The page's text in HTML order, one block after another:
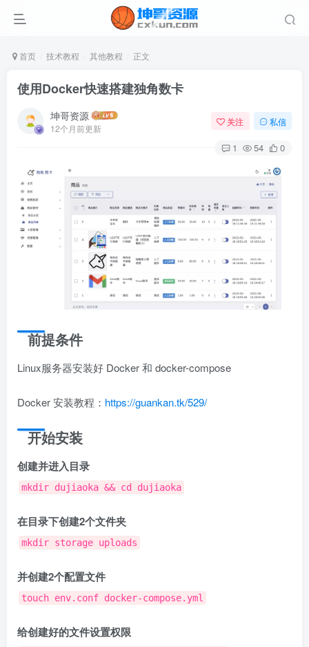
首页 技术教程 其他教程 正文
使用Docker快速搭建独角数卡
坤哥资源
12个月前更新
关注 私信
1 54 0
前提条件
Linux服务器安装好 Docker 和 docker-compose
Docker 安装教程： https://guankan.tk/529/
开始安装
创建并进入目录
mkdir dujiaoka && cd dujiaoka
在目录下创建2个文件夹
mkdir storage uploads
并创建2个配置文件
touch env.conf docker-compose.yml
给创建好的文件设置权限